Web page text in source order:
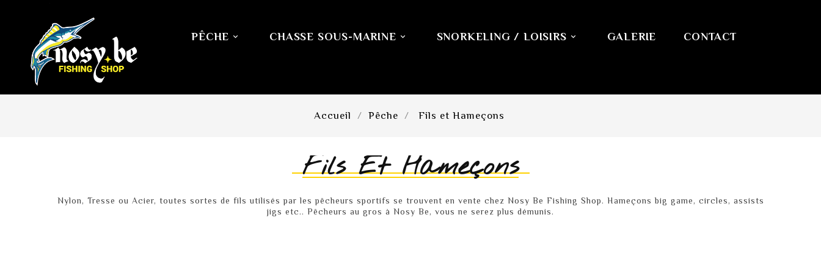

PÊCHE 
CHASSE SOUS-MARINE 
SNORKELING / LOISIRS GALERIE CONTACT
Accueil Pêche Fils et Hameçons
Fils Et Hameçons
Nylon, Tresse ou Acier, toutes sortes de fils utilisés par les pêcheurs sportifs se trouvent en vente chez Nosy Be Fishing Shop. Hameçons big game, circles, assists
jigs etc.. Pêcheurs au gros à Nosy Be, vous ne serez plus démunis.